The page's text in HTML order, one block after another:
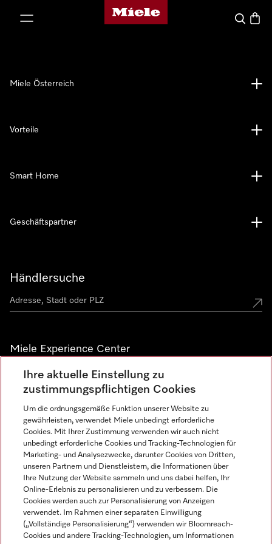
Miele-Homepage
Suche
Händlersuche
Miele Experience Center
Alle Miele Experience Center anzeigen
Newsletter
Miele Österreich
Vorteile
Smart Home
Geschäftspartner
Miele auf Instagram
Miele auf Facebook
Miele auf Youtube
Ihre aktuelle Einstellung zu
zustimmungspflichtigen Cookies
Um die ordnungsgemäße Funktion unserer Website zu
gewährleisten, verwendet Miele unbedingt erforderliche
Cookies. Mit Ihrer Zustimmung verwenden wir auch nicht
unbedingt erforderliche Cookies und Tracking-Technologien für
Marketing- und Analysezwecke, darunter Cookies von Dritten,
unseren Partnern und Dienstleistern, die Informationen über
Ihre Nutzung der Website sammeln und uns dabei helfen, Ihr
Online-Erlebnis zu personalisieren und zu verbessern. Die
Cookies werden auch zur Personalisierung von Anzeigen
verwendet. Im Rahmen einer separaten Einwilligung
(„Vollständige Personalisierung“) verwenden wir Bloomreach-
Cookies und andere Tracking-Technologien, um Informationen